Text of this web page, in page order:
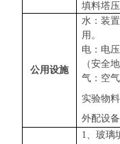
填料塔
公用设施
水：装
用。
电：电压
（安全
气：空
实验物
外配设
1、 玻璃